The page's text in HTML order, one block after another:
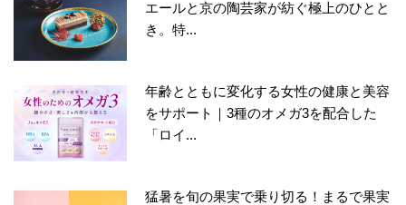
エールと京の陶芸家が紡ぐ極上のひとと
き。特...
年齢とともに変化する女性の健康と美容
をサポート｜3種のオメガ3を配合した
「ロイ...
猛暑を旬の果実で乗り切る！まるで果実